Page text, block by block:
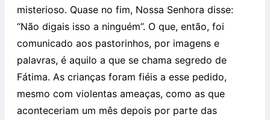
misterioso. Quase no fim, Nossa Senhora disse:
“Não digais isso a ninguém”. O que, então, foi
comunicado aos pastorinhos, por imagens e
palavras, é aquilo a que se chama segredo de
Fátima. As crianças foram fiéis a esse pedido,
mesmo com violentas ameaças, como as que
aconteceriam um mês depois por parte das